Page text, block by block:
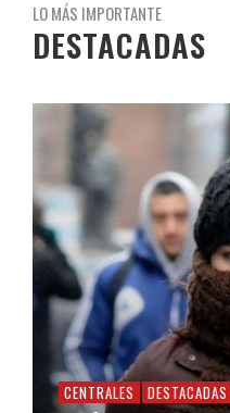
LO MÁS IMPORTANTE
DESTACADAS
CENTRALES DESTACADAS